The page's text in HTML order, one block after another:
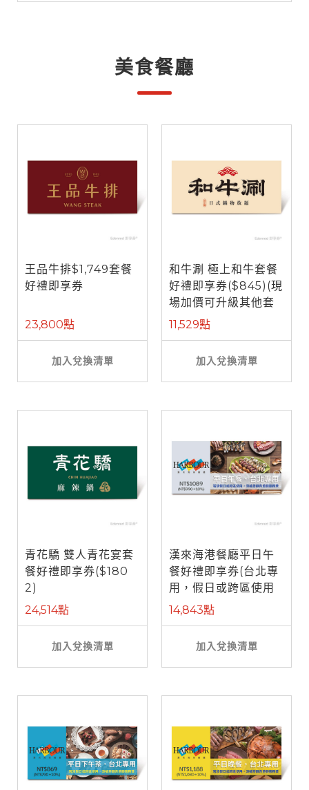
美食餐廳
王品牛排$1,749套餐
好禮即享券
23,800點
加入兌換清單
和牛涮 極上和牛套餐
好禮即享券($845)(現
場加價可升級其他套
餐)
11,529點
加入兌換清單
青花驕 雙人青花宴套
餐好禮即享券($180
2)
24,514點
加入兌換清單
漢來海港餐廳平日午
餐好禮即享券(台北專
用，假日或跨區使用
需補差額)
14,843點
加入兌換清單